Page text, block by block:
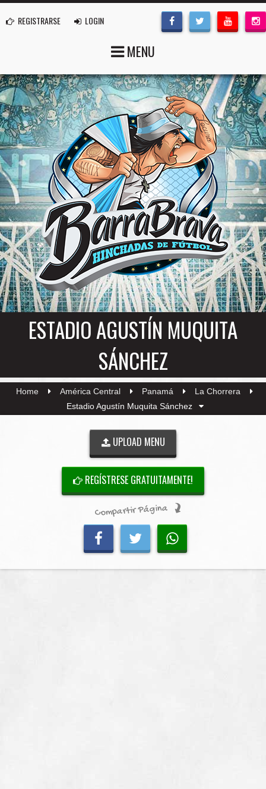
REGISTRARSE LOGIN
MENU
ESTADIO AGUSTÍN MUQUITA
SÁNCHEZ
Home América Central Panamá
La Chorrera
Estadio Agustín Muquita Sánchez
UPLOAD MENU
REGÍSTRESE GRATUITAMENTE!
Compartir Página